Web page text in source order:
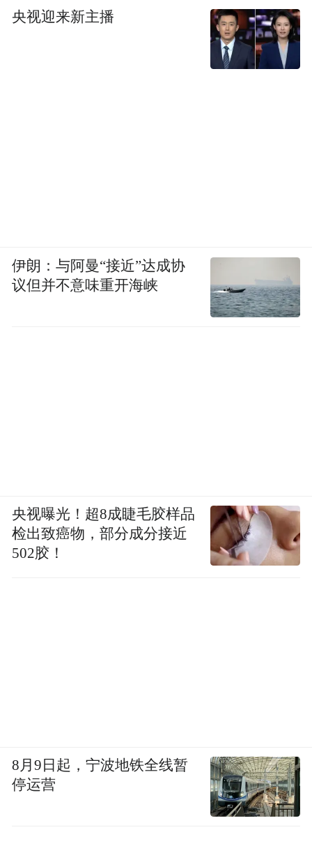
央视迎来新主播
伊朗：与阿曼“接近”达成协
议但并不意味重开海峡
央视曝光！超8成睫毛胶样品
检出致癌物，部分成分接近
502胶！
8月9日起，宁波地铁全线暂
停运营